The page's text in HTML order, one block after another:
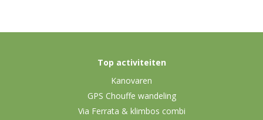
Top activiteiten
Kanovaren
GPS Chouffe wandeling
Via Ferrata & klimbos combi